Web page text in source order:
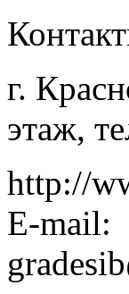
г.
этаж,
http://
E-mail: